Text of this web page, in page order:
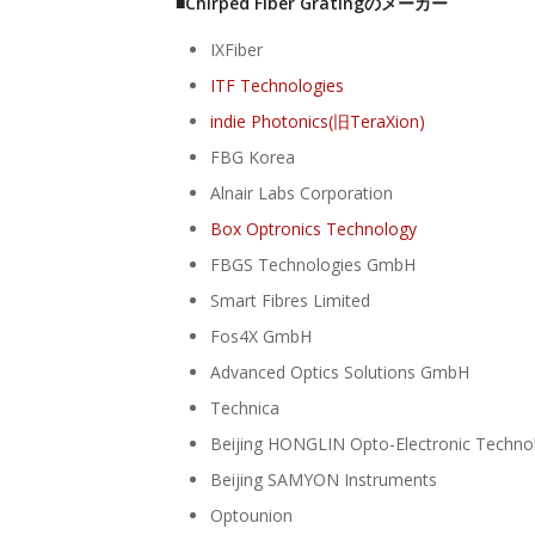
IXFiber
ITF Technologies
indie Photonics(旧TeraXion)
FBG Korea
Alnair Labs Corporation
Box Optronics Technology
FBGS Technologies GmbH
Smart Fibres Limited
Fos4X GmbH
Advanced Optics Solutions GmbH
Technica
Beijing HONGLIN Opto-Electronic
Beijing SAMYON Instruments
Optounion